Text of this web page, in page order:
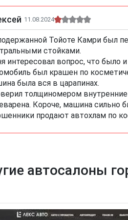
11.08.2024
Тойоте Камри был
стойками.
интересовал вопрос, что было
был крашен по
была вся в царапинах.
толщиномером внутренние
Короче, машина сильно
продают автохлам по
автосалоны